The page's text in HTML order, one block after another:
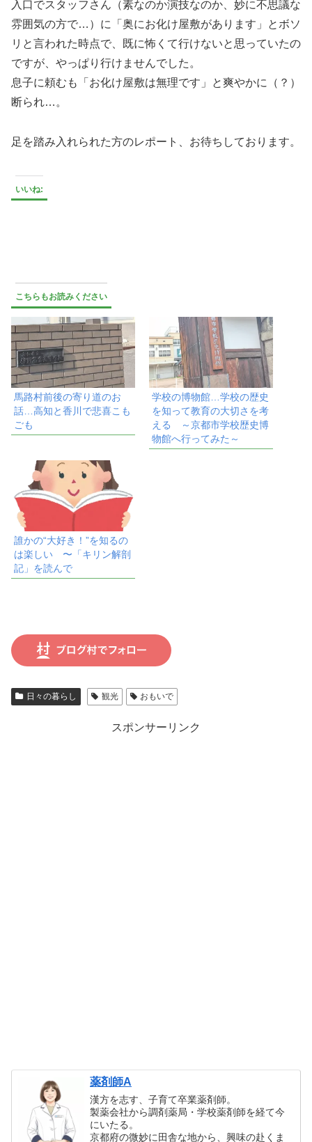
入口でスタッフさん（素なのか演技なのか、妙に不思議な
雰囲気の方で…）に「奥にお化け屋敷があります」とボソ
リと言われた時点で、既に怖くて行けないと思っていたの
ですが、やっぱり行けませんでした。
息子に頼むも「お化け屋敷は無理です」と爽やかに（？）
断られ…。
足を踏み入れられた方のレポート、お待ちしております。
いいね:
こちらもお読みください
馬路村前後の寄り道のお
話…高知と香川で悲喜こも
ごも
学校の博物館…学校の歴史
を知って教育の大切さを考
える ～京都市学校歴史博
物館へ行ってみた～
誰かの“大好き！”を知るの
は楽しい 〜「キリン解剖
記」を読んで
日々の暮らし 観光 おもいで
スポンサーリンク
薬剤師A
漢方を志す、子育て卒業薬剤師。
製薬会社から調剤薬局・学校薬剤師を経て今
にいたる。
京都府の微妙に田舎な地から、興味の赴くま